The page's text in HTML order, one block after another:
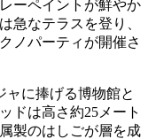
ーペイントが鮮やか
急なテラスを登り、
ノパーティが開催さ
ャに捧げる博物館と
ドは高さ約25メート
製のはしごが層を成